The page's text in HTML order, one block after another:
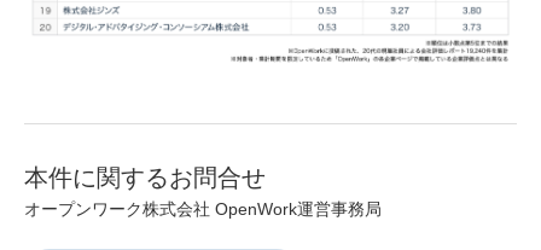
本件に関するお問合せ
オープンワーク株式会社 OpenWork運営事務局